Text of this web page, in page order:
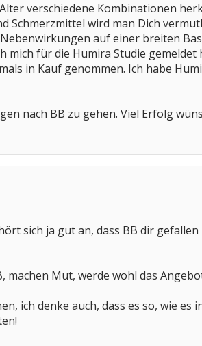
verschiedene Kombinationen
Schmerzmittel wird man Dich
auf einer breiten
mich für die Humira Studie
in Kauf genommen. Ich habe
nach BB zu gehen. Viel Erfolg
sich ja gut an, dass BB dir
machen Mut, werde wohl das
ich denke auch, dass es so, wie